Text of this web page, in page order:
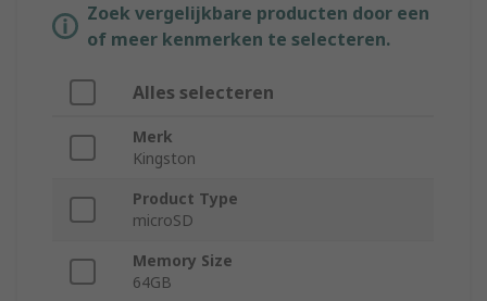
Zoek vergelijkbare producten door een
of meer kenmerken te selecteren.
Alles selecteren
Merk
Kingston
Product Type
microSD
Memory Size
64GB